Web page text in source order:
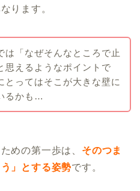
ります。
は「なぜそんなところで止
思えるようなポイントで
とってはそこが大きな壁に
るかも…
めの第一歩は、 そのつま
」とする姿勢です。